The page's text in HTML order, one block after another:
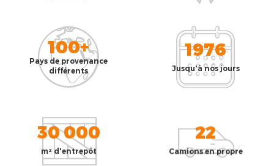
100+
Pays de provenance
différents
1976
Jusqu'à nos jours
30 000
m² d'entrepôt
22
Camions en propre